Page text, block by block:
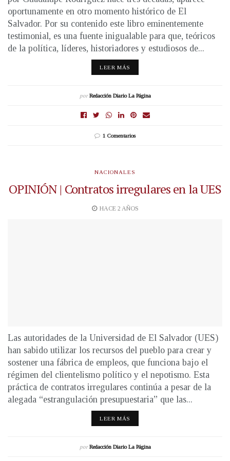
oportunamente en otro momento histórico de El
Salvador. Por su contenido este libro eminentemente
testimonial, es una fuente inigualable para que, teóricos
de la política, líderes, historiadores y estudiosos de...
LEER MÁS
por Redacción Diario La Página
1 Comentarios
NACIONALES
OPINIÓN | Contratos irregulares en la UES
HACE 2 AÑOS
Las autoridades de la Universidad de El Salvador (UES)
han sabido utilizar los recursos del pueblo para crear y
sostener una fábrica de empleos, que funciona bajo el
régimen del clientelismo político y el nepotismo. Esta
práctica de contratos irregulares continúa a pesar de la
alegada “estrangulación presupuestaria” que las...
LEER MÁS
por Redacción Diario La Página